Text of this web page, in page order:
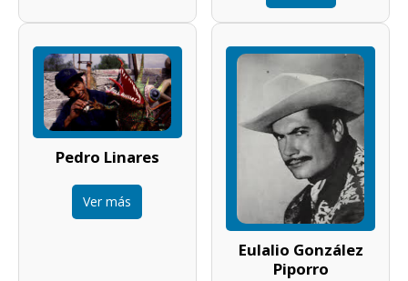
Pedro Linares
Ver más
Eulalio González
Piporro